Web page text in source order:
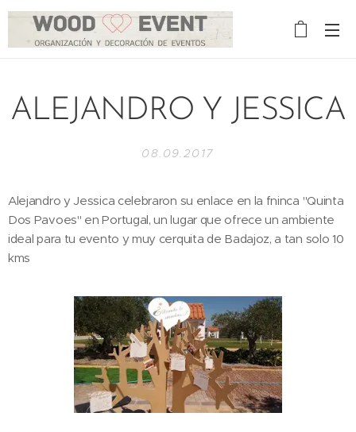
ALEJANDRO Y JESSICA
08.09.2017
Alejandro y Jessica celebraron su enlace en la fninca "Quinta
Dos Pavoes" en Portugal, un lugar que ofrece un ambiente
ideal para tu evento y muy cerquita de Badajoz, a tan solo 10
kms